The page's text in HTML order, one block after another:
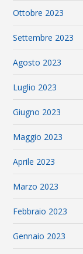
Ottobre 2023
Settembre 2023
Agosto 2023
Luglio 2023
Giugno 2023
Maggio 2023
Aprile 2023
Marzo 2023
Febbraio 2023
Gennaio 2023